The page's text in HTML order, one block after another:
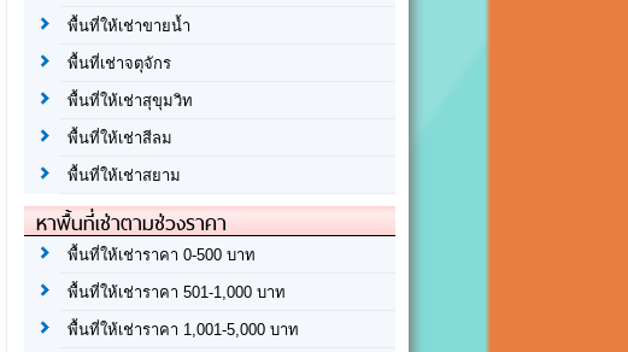
พื้นที่ให้เช่าขายน้ำ
พื้นที่เช่าจตุจักร
พื้นที่ให้เช่าสุขุมวิท
พื้นที่ให้เช่าสีลม
พื้นที่ให้เช่าสยาม
หาพื้นที่เช่าตามช่วงราคา
พื้นที่ให้เช่าราคา 0-500 บาท
พื้นที่ให้เช่าราคา 501-1,000 บาท
พื้นที่ให้เช่าราคา 1,001-5,000 บาท